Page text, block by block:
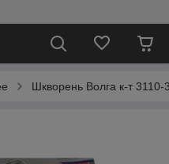
Шкворень Волга к-т